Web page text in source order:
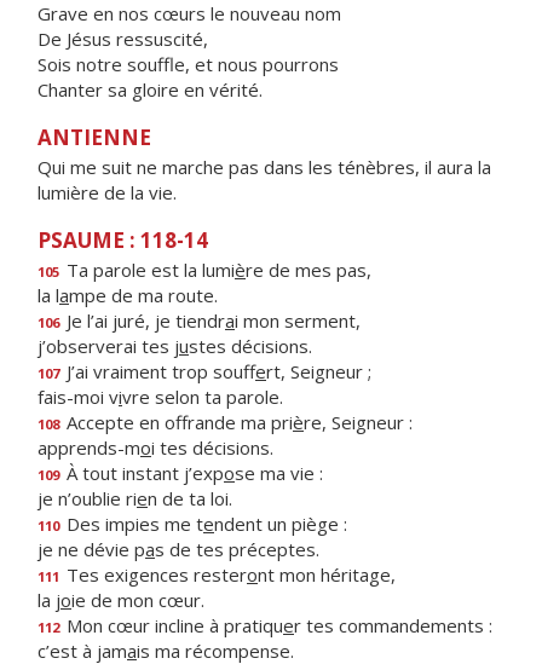
Grave en nos cœurs le nouveau nom
De Jésus ressuscité,
Sois notre souffle, et nous pourrons
Chanter sa gloire en vérité.
ANTIENNE
Qui me suit ne marche pas dans les ténèbres, il aura la
lumière de la vie.
PSAUME : 118-14
105 Ta parole est la lumière de mes pas,
la lampe de ma route.
106 Je l’ai juré, je tiendrai mon serment,
j’observerai tes justes décisions.
107 J’ai vraiment trop souffert, Seigneur ;
fais-moi vivre selon ta parole.
108 Accepte en offrande ma prière, Seigneur :
apprends-moi tes décisions.
109 À tout instant j’expose ma vie :
je n’oublie rien de ta loi.
110 Des impies me tendent un piège :
je ne dévie pas de tes préceptes.
111 Tes exigences resteront mon héritage,
la joie de mon cœur.
112 Mon cœur incline à pratiquer tes commandements :
c’est à jamais ma récompense.